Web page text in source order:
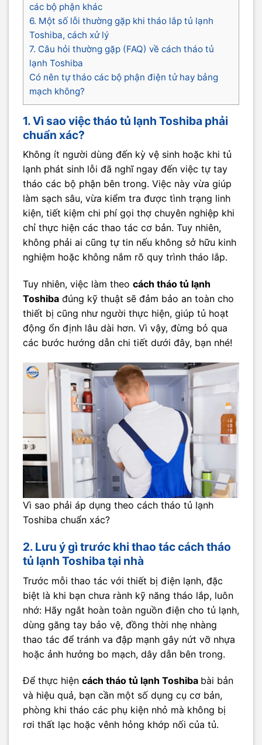
các bộ phận khác
6. Một số lỗi thường gặp khi tháo lắp tủ lạnh
Toshiba, cách xử lý
7. Câu hỏi thường gặp (FAQ) về cách tháo tủ
lạnh Toshiba
Có nên tự tháo các bộ phận điện tử hay bảng
mạch không?
1. Vì sao việc tháo tủ lạnh Toshiba phải
chuẩn xác?
Không ít người dùng đến kỳ vệ sinh hoặc khi tủ
lạnh phát sinh lỗi đã nghĩ ngay đến việc tự tay
tháo các bộ phận bên trong. Việc này vừa giúp
làm sạch sâu, vừa kiểm tra được tình trạng linh
kiện, tiết kiệm chi phí gọi thợ chuyên nghiệp khi
chỉ thực hiện các thao tác cơ bản. Tuy nhiên,
không phải ai cũng tự tin nếu không sở hữu kinh
nghiệm hoặc không nắm rõ quy trình tháo lắp.
Tuy nhiên, việc làm theo cách tháo tủ lạnh
Toshiba đúng kỹ thuật sẽ đảm bảo an toàn cho
thiết bị cũng như người thực hiện, giúp tủ hoạt
động ổn định lâu dài hơn. Vì vậy, đừng bỏ qua
các bước hướng dẫn chi tiết dưới đây, bạn nhé!
Vì sao phải áp dụng theo cách tháo tủ lạnh
Toshiba chuẩn xác?
2. Lưu ý gì trước khi thao tác cách tháo
tủ lạnh Toshiba tại nhà
Trước mỗi thao tác với thiết bị điện lạnh, đặc
biệt là khi bạn chưa rành kỹ năng tháo lắp, luôn
nhớ: Hãy ngắt hoàn toàn nguồn điện cho tủ lạnh,
dùng găng tay bảo vệ, đồng thời nhẹ nhàng
thao tác để tránh va đập mạnh gây nứt vỡ nhựa
hoặc ảnh hưởng bo mạch, dây dẫn bên trong.
Để thực hiện cách tháo tủ lạnh Toshiba bài bản
và hiệu quả, bạn cần một số dụng cụ cơ bản,
phòng khi tháo các phụ kiện nhỏ mà không bị
rơi thất lạc hoặc vênh hỏng khớp nối của tủ.